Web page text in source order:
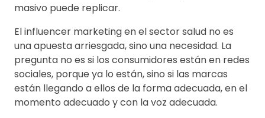
masivo puede replicar.
El influencer marketing en el sector salud no es
una apuesta arriesgada, sino una necesidad. La
pregunta no es si los consumidores están en redes
sociales, porque ya lo están, sino si las marcas
están llegando a ellos de la forma adecuada, en el
momento adecuado y con la voz adecuada.